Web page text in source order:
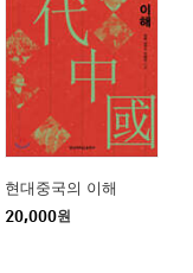
현대중국의 이해
20,000원